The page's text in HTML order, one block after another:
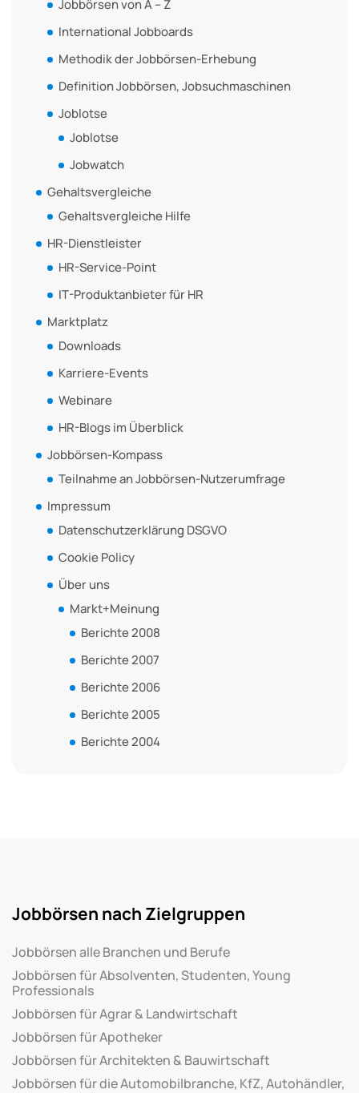
Jobbörsen von A – Z
International Jobboards
Methodik der Jobbörsen-Erhebung
Definition Jobbörsen, Jobsuchmaschinen
Joblotse
Joblotse
Jobwatch
Gehaltsvergleiche
Gehaltsvergleiche Hilfe
HR-Dienstleister
HR-Service-Point
IT-Produktanbieter für HR
Marktplatz
Downloads
Karriere-Events
Webinare
HR-Blogs im Überblick
Jobbörsen-Kompass
Teilnahme an Jobbörsen-Nutzerumfrage
Impressum
Datenschutzerklärung DSGVO
Cookie Policy
Über uns
Markt+Meinung
Berichte 2008
Berichte 2007
Berichte 2006
Berichte 2005
Berichte 2004
Jobbörsen nach Zielgruppen
Jobbörsen alle Branchen und Berufe
Jobbörsen für Absolventen, Studenten, Young
Professionals
Jobbörsen für Agrar & Landwirtschaft
Jobbörsen für Apotheker
Jobbörsen für Architekten & Bauwirtschaft
Jobbörsen für die Automobilbranche, KfZ, Autohändler,